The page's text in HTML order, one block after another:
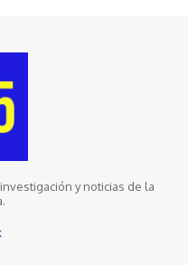
y noticias de la